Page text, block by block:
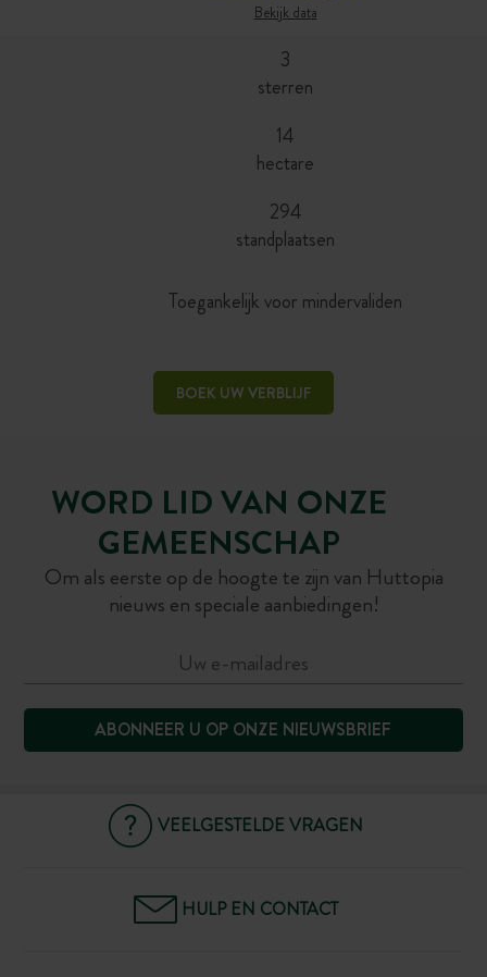
Bekijk data
3
sterren
14
hectare
294
standplaatsen
Toegankelijk voor mindervaliden
BOEK UW VERBLIJF
WORD LID VAN ONZE
GEMEENSCHAP
Om als eerste op de hoogte te zijn van Huttopia
nieuws en speciale aanbiedingen!
ABONNEER U OP ONZE NIEUWSBRIEF
VEELGESTELDE VRAGEN
HULP EN CONTACT